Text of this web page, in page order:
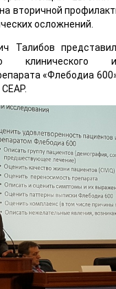
вторичной
осложнений.
Талибов
клинического
«Флебодиа